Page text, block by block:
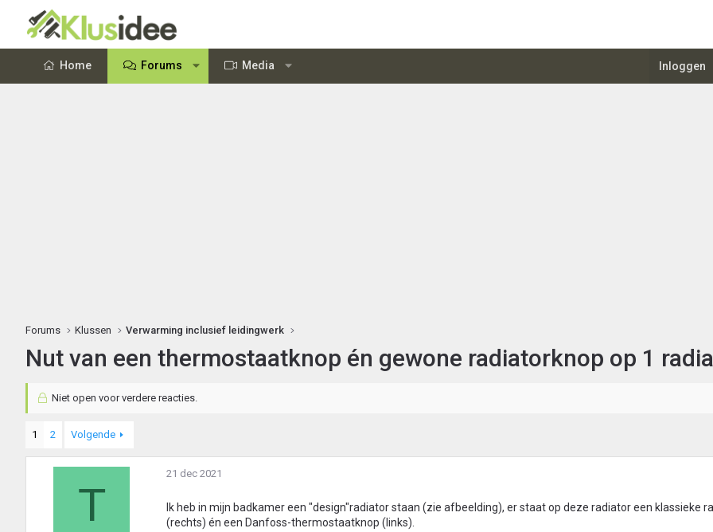
Home Forums Media Inloggen
Forums Klussen Verwarming inclusief leidingwerk
Nut van een thermostaatknop én gewone radiatorknop op 1
Niet open voor verdere reacties.
1 2 Volgende
T
21 dec 2021
Ik heb in mijn badkamer een "design"radiator staan (zie afbeelding), er staat op deze radiator een klassieke
(rechts) én een Danfoss-thermostaatknop (links).